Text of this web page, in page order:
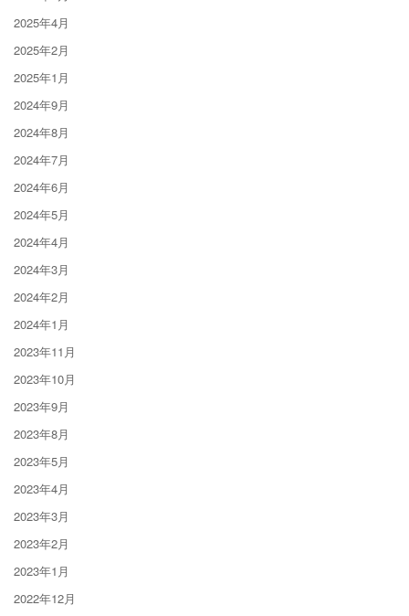
2025年4月
2025年2月
2025年1月
2024年9月
2024年8月
2024年7月
2024年6月
2024年5月
2024年4月
2024年3月
2024年2月
2024年1月
2023年11月
2023年10月
2023年9月
2023年8月
2023年5月
2023年4月
2023年3月
2023年2月
2023年1月
2022年12月